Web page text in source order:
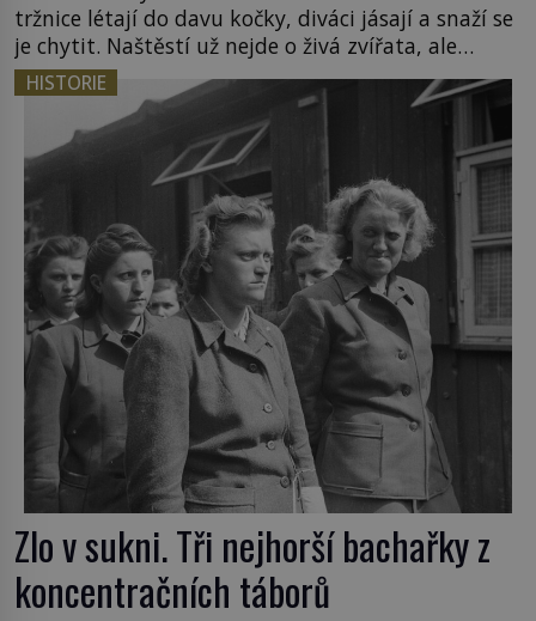
tržnice létají do davu kočky, diváci jásají a snaží se
je chytit. Naštěstí už nejde o živá zvířata, ale
jenom o plyšové suvenýry. Kdysi to ale bylo jinak.
Tato veselá podívaná připomíná jeden z
nejpodivnějších a zároveň nejkrutějších zvyků […]
HISTORIE
Zlo v sukni. Tři nejhorší bachařky z
koncentračních táborů